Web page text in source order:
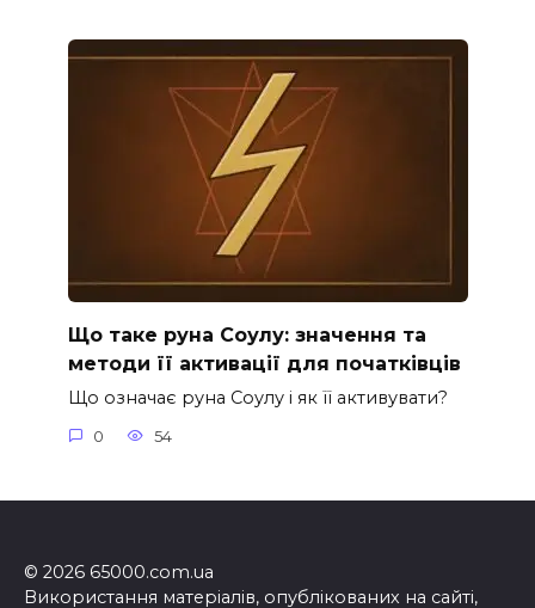
Що таке руна Соулу: значення та
методи її активації для початківців
Що означає руна Соулу і як її активувати?
0 54
© 2026 65000.com.ua
Використання матеріалів, опублікованих на сайті,